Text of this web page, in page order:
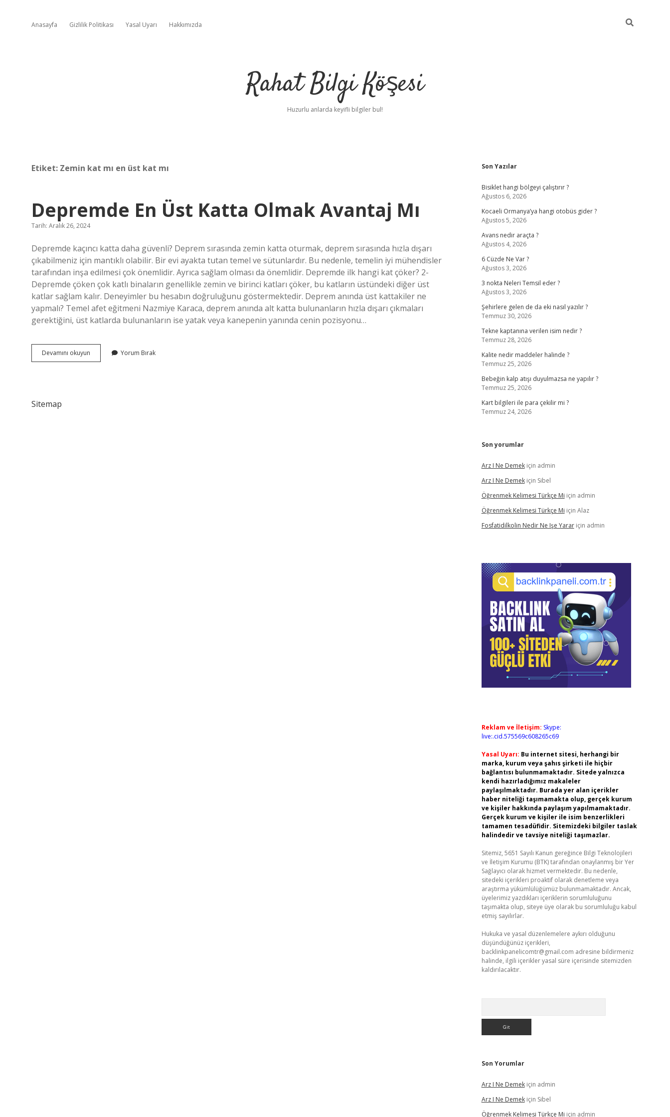
Anasayfa Gizlilik Politikası Yasal Uyarı Hakkımızda
Rahat Bilgi Köşesi
Huzurlu anlarda keyifli bilgiler bul!
Etiket: Zemin kat mı en üst kat mı
Depremde En Üst Katta Olmak Avantaj Mı
Tarih: Aralık 26, 2024
Depremde kaçıncı katta daha güvenli? Deprem sırasında zemin katta oturmak, deprem sırasında hızla dışarı
çıkabilmeniz için mantıklı olabilir. Bir evi ayakta tutan temel ve sütunlardır. Bu nedenle, temelin iyi mühendisler
tarafından inşa edilmesi çok önemlidir. Ayrıca sağlam olması da önemlidir. Depremde ilk hangi kat çöker? 2-
Depremde çöken çok katlı binaların genellikle zemin ve birinci katları çöker, bu katların üstündeki diğer üst
katlar sağlam kalır. Deneyimler bu hesabın doğruluğunu göstermektedir. Deprem anında üst kattakiler ne
yapmalı? Temel afet eğitmeni Nazmiye Karaca, deprem anında alt katta bulunanların hızla dışarı çıkmaları
gerektiğini, üst katlarda bulunanların ise yatak veya kanepenin yanında cenin pozisyonu…
Devamını okuyun Depremde
En
Yorum Bırak
Sitemap
Sidebar
Son Yazılar
Bisiklet hangi bölgeyi çalıştırır ?
Ağustos 6, 2026
Kocaeli Ormanya’ya hangi otobüs gider ?
Ağustos 5, 2026
Avans nedir araçta ?
Ağustos 4, 2026
6 Cüzde Ne Var ?
Ağustos 3, 2026
3 nokta Neleri Temsil eder ?
Ağustos 3, 2026
Şehirlere gelen de da eki nasıl yazılır ?
Temmuz 30, 2026
Tekne kaptanına verilen isim nedir ?
Temmuz 28, 2026
Kalite nedir maddeler halinde ?
Temmuz 25, 2026
Bebeğin kalp atışı duyulmazsa ne yapılır ?
Temmuz 25, 2026
Kart bilgileri ile para çekilir mi ?
Temmuz 24, 2026
Son yorumlar
Arz I Ne Demekiçin admin
Arz I Ne Demekiçin Sibel
Öğrenmek Kelimesi Türkçe Mi için admin
Öğrenmek Kelimesi Türkçe Mi için Alaz
Fosfatidilkolin Nedir Ne Işe Yarariçin admin
Reklam ve İletişim: Skype:
live:.cid.575569c608265c69
Yasal Uyarı: Bu internet sitesi, herhangi bir
marka, kurum veya şahıs şirketi ile hiçbir
bağlantısı bulunmamaktadır. Sitede yalnızca
kendi hazırladığımız makaleler
paylaşılmaktadır. Burada yer alan içerikler
haber niteliği taşımamakta olup, gerçek kurum
ve kişiler hakkında paylaşım yapılmamaktadır.
Gerçek kurum ve kişiler ile isim benzerlikleri
tamamen tesadüfidir. Sitemizdeki bilgiler taslak
halindedir ve tavsiye niteliği taşımazlar.
Sitemiz, 5651 Sayılı Kanun gereğince Bilgi Teknolojileri
ve İletişim Kurumu (BTK) tarafından onaylanmış bir Yer
Sağlayıcı olarak hizmet vermektedir. Bu nedenle,
sitedeki içerikleri proaktif olarak denetleme veya
araştırma yükümlülüğümüz bulunmamaktadır. Ancak,
üyelerimiz yazdıkları içeriklerin sorumluluğunu
taşımakta olup, siteye üye olarak bu sorumluluğu kabul
etmiş sayılırlar.
Hukuka ve yasal düzenlemelere aykırı olduğunu
düşündüğünüz içerikleri,
backlinkpanelicomtr@gmail.com adresine bildirmeniz
halinde, ilgili içerikler yasal süre içerisinde sitemizden
kaldırılacaktır.
Son Yorumlar
Arz I Ne Demekiçin admin
Arz I Ne Demekiçin Sibel
Öğrenmek Kelimesi Türkçe Mi için admin